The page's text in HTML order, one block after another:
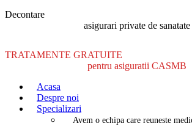
Decontare
asigurari private de sanatate
TRATAMENTE GRATUITE
pentru asiguratii CASMB
Acasa
Despre noi
Specializari
Avem o echipa care reuneste